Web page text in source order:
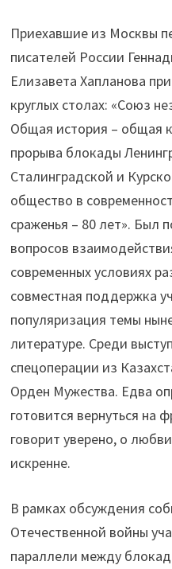
Приехавшие из Москвы
писателей России
Елизавета Хапланова
круглых столах: «Союз
Общая история – общая
прорыва блокады
Сталинградской и
общество в
сраженья – 80 лет». Был
вопросов
современных условиях
совместная поддержка
популяризация темы
литературе. Среди
спецоперации из
Орден Мужества. Едва
готовится вернуться
говорит уверено, о
искренне.
В рамках обсуждения
Отечественной войны
параллели между